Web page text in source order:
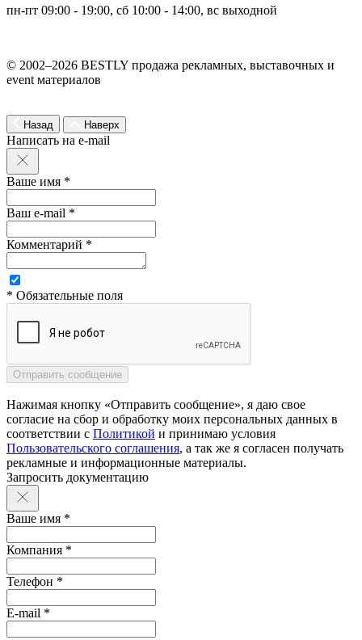
пн-пт 09:00 - 19:00, сб 10:00 - 14:00, вс выходной
© 2002–2026 BESTLY продажа рекламных, выставочных и
event материалов
Назад Наверх
Написать на e-mail
Ваше имя *
Ваш e-mail *
Комментарий *
* Обязательные поля
Нажимая кнопку «Отправить сообщение», я даю свое
согласие на сбор и обработку моих персональных данных в
соответствии с Политикой и принимаю условия
Пользовательского соглашения, а так же я согласен получать
рекламные и информационные материалы.
Запросить документацию
Ваше имя *
Компания *
Телефон *
E-mail *